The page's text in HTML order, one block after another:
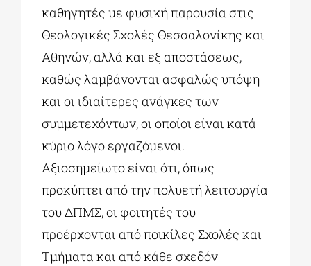
καθηγητές με φυσική παρουσία στις
Θεολογικές Σχολές Θεσσαλονίκης και
Αθηνών, αλλά και εξ αποστάσεως,
καθώς λαμβάνονται ασφαλώς υπόψη
και οι ιδιαίτερες ανάγκες των
συμμετεχόντων, οι οποίοι είναι κατά
κύριο λόγο εργαζόμενοι.
Αξιοσημείωτο είναι ότι, όπως
προκύπτει από την πολυετή λειτουργία
του ΔΠΜΣ, οι φοιτητές του
προέρχονται από ποικίλες Σχολές και
Τμήματα και από κάθε σχεδόν